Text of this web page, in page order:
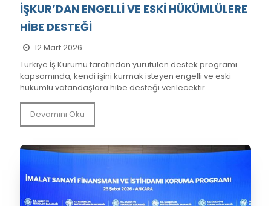
İŞKUR’DAN ENGELLİ VE ESKİ HÜKÜMLÜLERE
HİBE DESTEĞİ
12 Mart 2026
Türkiye İş Kurumu tarafından yürütülen destek programı
kapsamında, kendi işini kurmak isteyen engelli ve eski
hükümlü vatandaşlara hibe desteği verilecektir....
Devamını Oku